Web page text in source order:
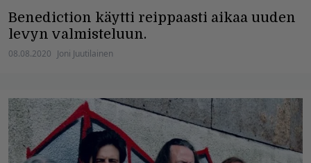
Benediction käytti reippaasti aikaa uuden
levyn valmisteluun.
08.08.2020 Joni Juutilainen